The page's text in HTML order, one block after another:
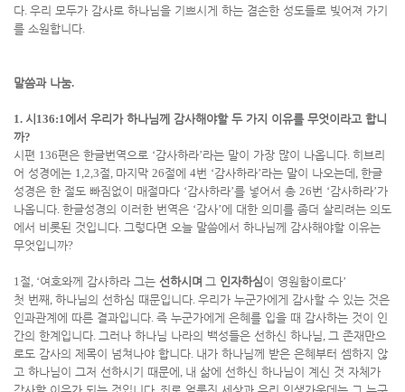
다. 우리 모두가 감사로 하나님을 기쁘시게 하는 겸손한 성도들로 빚어져 가기
를 소원합니다.
말씀과 나눔.
1. 시 136:1에서 우리가 하나님께 감사해야할 두 가지 이유를 무엇이라고 합니
까?
시편 136편은 한글번역으로 ‘감사하라’라는 말이 가장 많이 나옵니다. 히브리
어 성경에는 1,2,3절, 마지막 26절에 4번 ‘감사하라’라는 말이 나오는데 , 한글
성경은 한 절도 빠짐없이 매절마다 ‘감사하라’를 넣어서 총 26번 ‘감사하라’가
나옵니다. 한글성경의 이러한 번역은 ‘감사’에 대한 의미를 좀더 살리려는 의도
에서 비롯된 것입니다. 그렇다면 오늘 말씀에서 하나님께 감사해야할 이유는
무엇입니까?
1절, ‘여호와께 감사하라 그는 선하시며 그 인자하심이 영원함이로다’
첫 번째 , 하나님의 선하심 때문입니다. 우리가 누군가에게 감사할 수 있는 것은
인과관계에 따른 결과입니다. 즉 누군가에게 은혜를 입을 때 감사하는 것이 인
간의 한계입니다. 그러나 하나님 나라의 백성들은 선하신 하나님, 그 존재만으
로도 감사의 제목이 넘쳐나야 합니다. 내가 하나님께 받은 은혜부터 셈하지 않
고 하나님이 그저 선하시기 때문에 , 내 삶에 선하신 하나님이 계신 것 자체가